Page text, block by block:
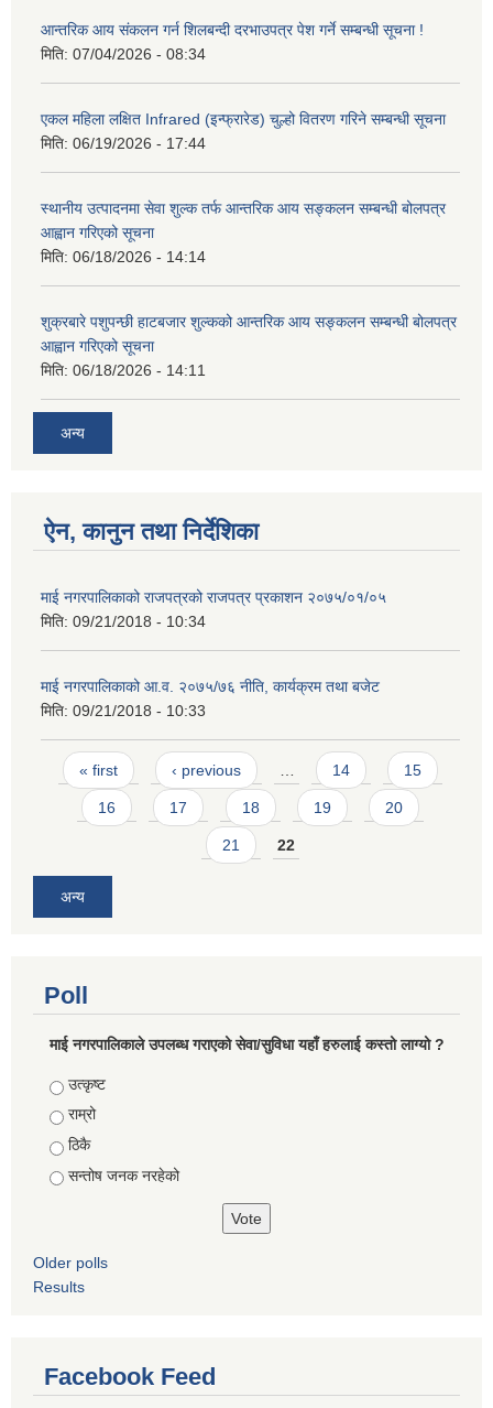
आन्तरिक आय संकलन गर्न शिलबन्दी दरभाउपत्र पेश गर्ने सम्बन्धी सूचना !
मिति: 07/04/2026 - 08:34
एकल महिला लक्षित Infrared (इन्फ्रारेड) चुल्हो वितरण गरिने सम्बन्धी सूचना
मिति: 06/19/2026 - 17:44
स्थानीय उत्पादनमा सेवा शुल्क तर्फ आन्तरिक आय सङ्कलन सम्बन्धी बोलपत्र
आह्वान गरिएको सूचना
मिति: 06/18/2026 - 14:14
शुक्रबारे पशुपन्छी हाटबजार शुल्कको आन्तरिक आय सङ्कलन सम्बन्धी बोलपत्र
आह्वान गरिएको सूचना
मिति: 06/18/2026 - 14:11
अन्य
ऐन, कानुन तथा निर्देशिका
माई नगरपालिकाको राजपत्रको राजपत्र प्रकाशन २०७५/०१/०५
मिति: 09/21/2018 - 10:34
माई नगरपालिकाको आ.व. २०७५/७६ नीति, कार्यक्रम तथा बजेट
मिति: 09/21/2018 - 10:33
Pages
« first ‹ previous … 14 15
16 17 18 19 20
21 22
अन्य
Poll
माई नगरपालिकाले उपलब्ध गराएको सेवा/सुविधा यहाँ हरुलाई कस्तो लाग्यो ?
Choices
उत्कृष्ट
राम्रो
ठिकै
सन्तोष जनक नरहेको
Older polls
Results
Facebook Feed